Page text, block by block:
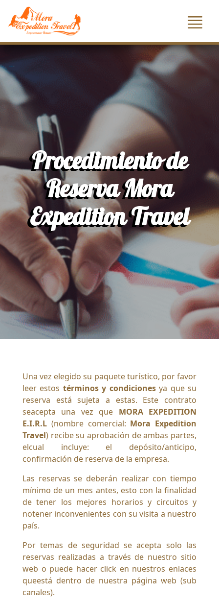
Procedimiento de
Reserva Mora
Expedition Travel
Una vez elegido su paquete turístico, por favor
leer estos términos y condicionesya que su
reserva está sujeta a estas. Este contrato
seacepta una vez que MORA EXPEDITION
E.I.R.L (nombre comercial: Mora Expedition
Travel) recibe su aprobación de ambas partes,
elcual incluye: el depósito/anticipo,
confirmación de reserva de la empresa.
Las reservas se deberán realizar con tiempo
mínimo de un mes antes, esto con la finalidad
de tener los mejores horarios y circuitos y
notener inconvenientes con su visita a nuestro
país.
Por temas de seguridad se acepta solo las
reservas realizadas a través de nuestro sitio
web o puede hacer click en nuestros enlaces
queestá dentro de nuestra página web (sub
canales).